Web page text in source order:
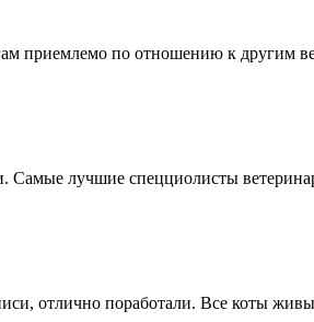
приемлемо по отношению к другим
Самые лучшие спецциолисты
отлично поработали. Все коты